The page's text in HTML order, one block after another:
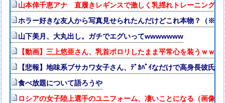
山本倖千恵アナ 直履きレギンスで激しく乳揺れトレーニング！
ホラー好きな友人から写真見せられたんだけどこれ本物？（※画
山下美月、大丸出し。ガチでエグいってwwwwwww
【動画】三上悠亜さん、乳首ポロリしたまま平常心を装うｗｗｗ
【悲報】地味系ブサカワ女子さん、ﾃﾞｶﾊﾟｲなだけで高身長彼氏
食べ放題について語ろうや
ロシアの女子陸上選手のユニフォーム、凄いことになる（画像・